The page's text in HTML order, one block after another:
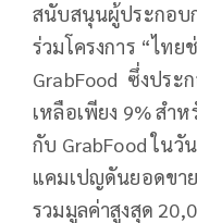
สนับสนุนผู้ประกอบ
ร่วมโครงการ “ไท
GrabFood ซึ่งประ
เหลือเพียง 9% สำ
กับ GrabFood ใน
แคมเปญดันยอดขา
รวมมูลค่าสูงสุด